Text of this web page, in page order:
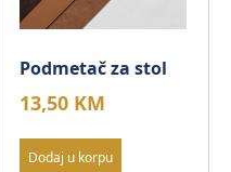
Podmetač za stol
13,50 KM
Dodaj u korpu